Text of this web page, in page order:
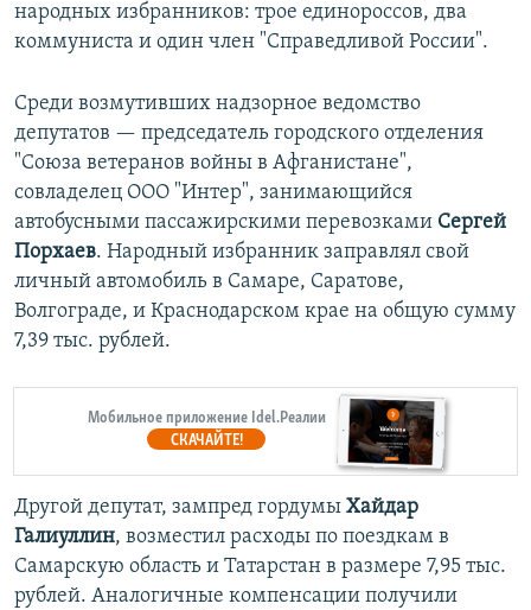
народных избранников: трое единороссов, два
коммуниста и один член "Справедливой России".
Среди возмутивших надзорное ведомство
депутатов — председатель городского отделения
"Союза ветеранов войны в Афганистане",
совладелец ООО "Интер", занимающийся
автобусными пассажирскими перевозками Сергей
Порхаев. Народный избранник заправлял свой
личный автомобиль в Самаре, Саратове,
Волгограде, и Краснодарском крае на общую сумму
7,39 тыс. рублей.
Мобильное приложение Idel.Реалии
СКАЧАЙТЕ!
Другой депутат, зампред гордумы Хайдар
Галиуллин, возместил расходы по поездкам в
Самарскую область и Татарстан в размере 7,95 тыс.
рублей. Аналогичные компенсации получили